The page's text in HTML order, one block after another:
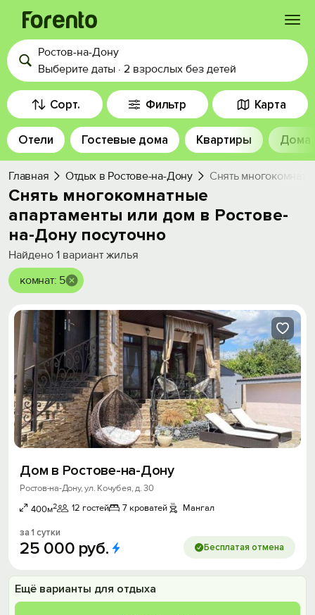
Войти
Избранное
История просмотра
Добавить свой объект
Ростов-на-Дону
Выберите даты · 2 взрослых без детей
Сорт. Фильтр Карта
Отели Гостевые дома Квартиры Дома
Главная Отдых в Ростове-на-Дону Снять
Снять многокомнатные
апартаменты или дом в Ростове-
на-Дону посуточно
Найдено 1 вариант жилья
комнат: 5
Дом в Ростове-на-Дону
Ростов-на-Дону, ул. Кочубея, д. 30
400м2 12 гостей 7 кроватей Мангал
за 1 сутки
25 000 руб. Бесплатая отмена
Ещё варианты для отдыха